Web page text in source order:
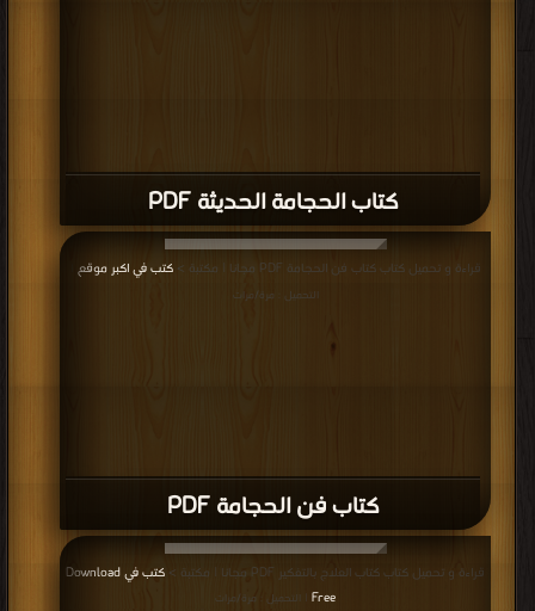
كتاب الحجامة الحديثة PDF
كتاب فن الحجامة PDF
قراءة و تحميل كتاب كتاب فن الحجامة PDF مجانا | مكتبة > كتب في اكبر موقع
التحميل : مرة/مرات
قراءة و تحميل كتاب كتاب العلاج بالتفكير PDF مجانا | مكتبة >
كتب في Download
Free
| التحميل : مرة/مرات